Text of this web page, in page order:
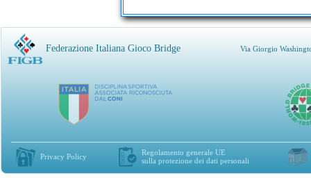
Federazione Italiana Gioco Bridge Via Giorgio
Privacy Policy
Regolamento generale UE
sulla protezione dei dati personali